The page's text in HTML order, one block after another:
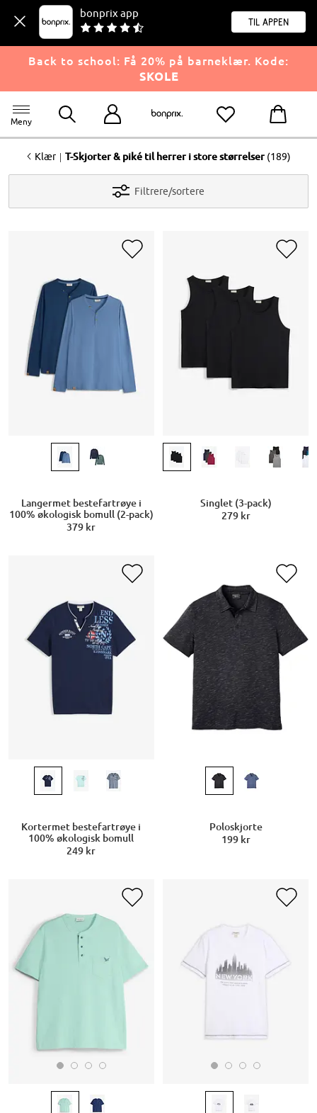
bonprix app
til appen
Back to school: Få 20% på barneklær. Kode:
SKOLE
Meny
<Klær | T-Skjorter & piké til herrer i store størrelser (189)
Filtrere/sortere
Langermet bestefartrøye i
100% økologisk bomull (2-pack)
379 kr
Singlet (3-pack)
279 kr
Kortermet bestefartrøye i
100% økologisk bomull
249 kr
Poloskjorte
199 kr